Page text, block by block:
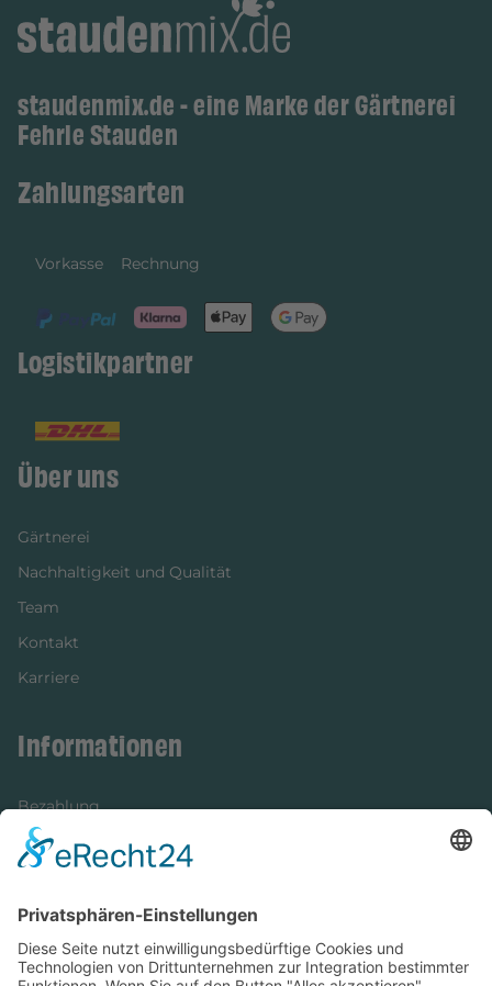
staudenmix.de - eine Marke der Gärtnerei
Fehrle Stauden
Zahlungsarten
Vorkasse Rechnung
Logistikpartner
Über uns
Gärtnerei
Nachhaltigkeit und Qualität
Team
Kontakt
Karriere
Informationen
Bezahlung
Newsletter
Versandinformationen
Verfügbarkeit/Verträglichkeit